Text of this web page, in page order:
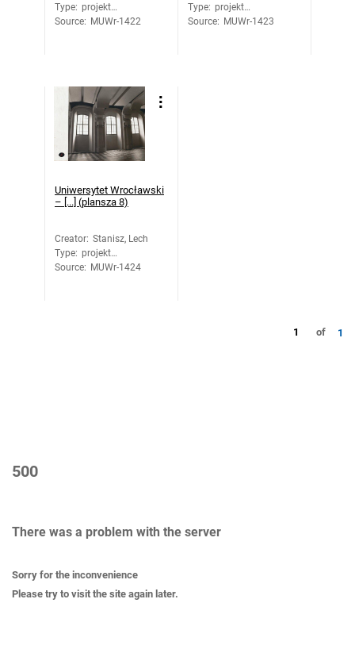
Type: projekt
architektoniczny
Source: MUWr-1422
Type: projekt
architektoniczny
Source: MUWr-1423
Uniwersytet Wrocławski
– [...] (plansza 8)
Creator: Stanisz, Lech
Type: projekt
architektoniczny
Source: MUWr-1424
1 of 1
500
There was a problem with the server
Sorry for the inconvenience
Please try to visit the site again later.